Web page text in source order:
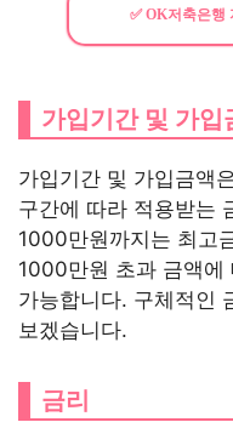
✅ OK저축은행
가입기간 및 가입
가입기간 및 가입금액
구간에 따라 적용받는
1000만원까지는 최고
1000만원 초과 금액에
가능합니다. 구체적인
보겠습니다.
금리